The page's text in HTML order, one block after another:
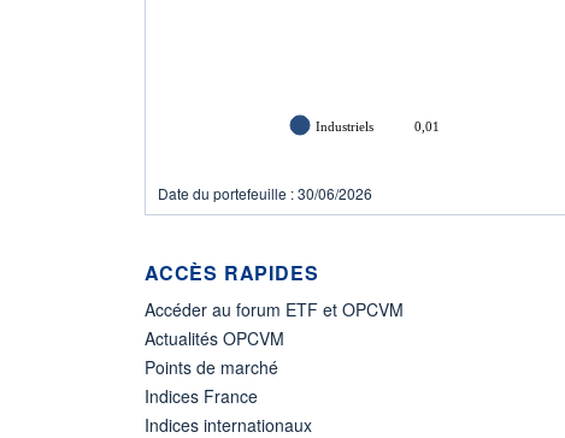
Industriels 0,01
Date du portefeuille : 30/06/2026
ACCÈS RAPIDES
Accéder au forum ETF et OPCVM
Actualités OPCVM
Points de marché
Indices France
Indices internationaux